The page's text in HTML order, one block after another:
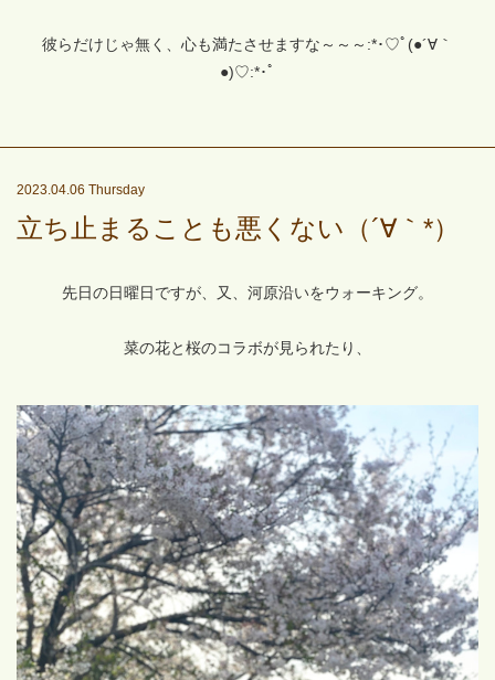
彼らだけじゃ無く、心も満たさせますな～～～:*･♡ﾟ(●´∀｀
●)♡:*･ﾟ
2023.04.06 Thursday
立ち止まることも悪くない（´∀｀*）
先日の日曜日ですが、又、河原沿いをウォーキング。
菜の花と桜のコラボが見られたり、